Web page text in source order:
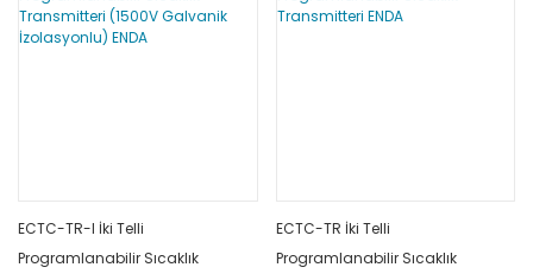
ECTC-TR-I İki Telli
Programlanabilir Sıcaklık
ECTC-TR İki Telli
Programlanabilir Sıcaklık